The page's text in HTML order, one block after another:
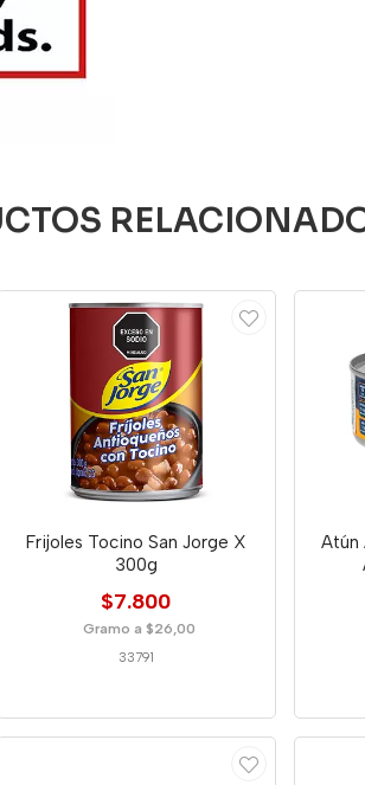
Frijoles Tocino San Jorge X
300g
$7.800
Gramo a $26,00
33791
Atún